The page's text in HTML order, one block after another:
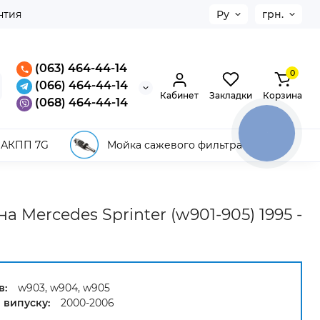
Ру грн.
(063) 464-44-14
(066) 464-44-14
(068) 464-44-14
Кабинет Закладки
0
Корзина
7G Мойка сажевого фильтра
Mercedes Sprinter (w901-905) 1995 -
w903, w904, w905
2000-2006